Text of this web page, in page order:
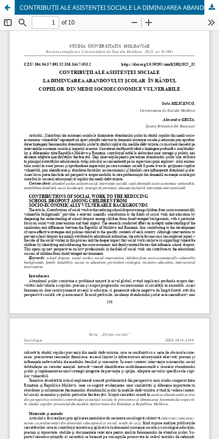
CONTRIBUȚII ALE ASISTENȚEI SOCIALE LA DIMINUAREA ABANDONULUI ȘCOLAR ÎN RÂNDUL COPIILOR DIN MEDII SOCIOECONOMICE VULNERABILE